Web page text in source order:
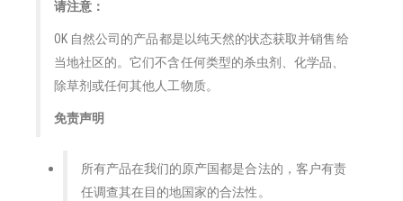
请注意：
OK 自然公司的产品都是以纯天然的状态获取并销售给
当地社区的。它们不含任何类型的杀虫剂、化学品、
除草剂或任何其他人工物质。
免责声明
所有产品在我们的原产国都是合法的，客户有责
任调查其在目的地国家的合法性。